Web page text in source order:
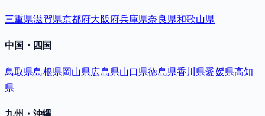
三重県滋賀県京都府大阪府兵庫県奈良県和歌山県
中国・四国
鳥取県島根県岡山県広島県山口県徳島県香川県愛媛県高知
県